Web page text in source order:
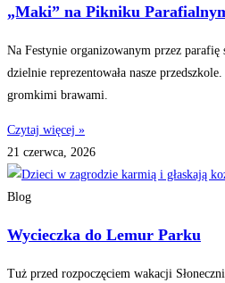
„Maki” na Pikniku
Na Festynie organizowanym przez parafię
dzielnie reprezentowała nasze
gromkimi brawami.
Czytaj więcej »
21 czerwca, 2026
Blog
Wycieczka do Lemur Parku
Tuż przed rozpoczęciem wakacji